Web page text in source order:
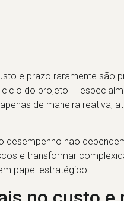
e prazo raramente são
do projeto —
de maneira reativa,
não
e transformar
papel estratégico.